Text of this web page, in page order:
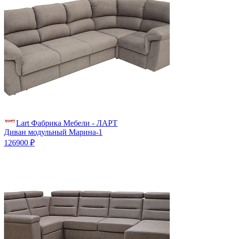
Lart Фабрика Мебели - ЛАРТ
Диван модульный Марина-1
126900 ₽